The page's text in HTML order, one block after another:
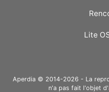
Lite
Aperdia © 2014-2026 - La
n'a pas fait l'objet